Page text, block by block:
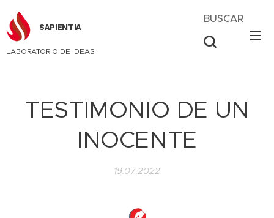
SAPIENTIA
LABORATORIO DE IDEAS
BUSCAR
TESTIMONIO DE UN
INOCENTE
19.07.2022